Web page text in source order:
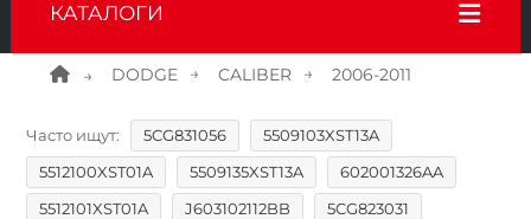
КАТАЛОГИ
DODGE CALIBER 2006-2011
Часто ищут: 5CG831056
5509103XST13A
5512100XST01A
5509135XST13A
602001326AA
5512101XST01A
J603102112BB 5CG823031